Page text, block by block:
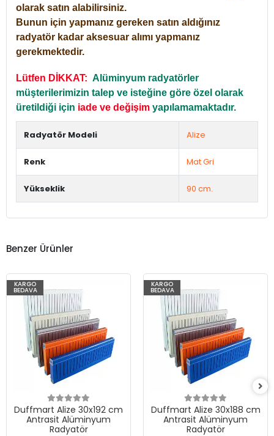
olarak satın alabilirsiniz.
Bunun için yapmanız gereken satın aldığınız
radyatör kadar aksesuar alımı yapmanız
gerekmektedir.
Lütfen DİKKAT: Alüminyum radyatörler
müşterilerimizin talep ve isteğine göre özel olarak
üretildiği için iade ve değişim yapılamamaktadır.
Radyatör Modeli Alize
Renk Mat Gri
Yükseklik 90 cm.
Benzer Ürünler
KARGO
BEDAVA
Duffmart Alize 30x192 cm
Antrasit Alüminyum
Radyatör
KARGO
BEDAVA
Duffmart Alize 30x188 cm
Antrasit Alüminyum
Radyatör